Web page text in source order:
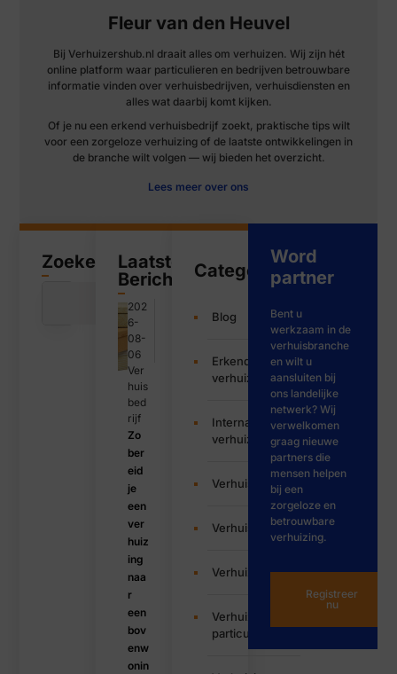
Fleur van den Heuvel
Bij Verhuizershub.nl draait alles om verhuizen. Wij zijn hét
online platform waar particulieren en bedrijven betrouwbare
informatie vinden over verhuisbedrijven, verhuisdiensten en
alles wat daarbij komt kijken.
Of je nu een erkend verhuisbedrijf zoekt, praktische tips wilt
voor een zorgeloze verhuizing of de laatste ontwikkelingen in
de branche wilt volgen — wij bieden het overzicht.
Lees meer over ons
Zoeken
Laatste
Bericht
202
6-
08-
06
Ver
huis
bed
rijf
Zo
ber
eid
je
een
ver
huiz
ing
naa
r
een
bov
enw
onin
Categorieën
Blog
Erkende
verhuizers
Internationale
verhuizing
Verhuisbedrijf
Verhuisservice
Verhuizen
Verhuizing
particulier
Word
partner
Bent u
werkzaam in de
verhuisbranche
en wilt u
aansluiten bij
ons landelijke
netwerk? Wij
verwelkomen
graag nieuwe
partners die
mensen helpen
bij een
zorgeloze en
betrouwbare
verhuizing.
Registreer
nu